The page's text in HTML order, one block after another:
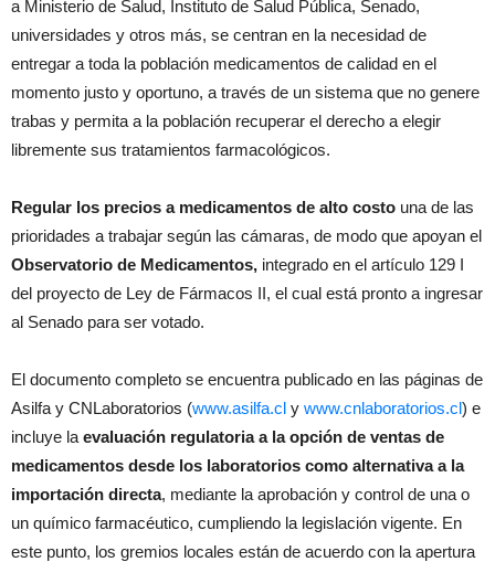
a Ministerio de Salud, Instituto de Salud Pública, Senado,
universidades y otros más, se centran en la necesidad de
entregar a toda la población medicamentos de calidad en el
momento justo y oportuno, a través de un sistema que no genere
trabas y permita a la población recuperar el derecho a elegir
libremente sus tratamientos farmacológicos.
Regular los precios a medicamentos de alto costo una de las
prioridades a trabajar según las cámaras, de modo que apoyan el
Observatorio de Medicamentos, integrado en el artículo 129 I
del proyecto de Ley de Fármacos II, el cual está pronto a ingresar
al Senado para ser votado.
El documento completo se encuentra publicado en las páginas de
Asilfa y CNLaboratorios (www.asilfa.cl y www.cnlaboratorios.cl) e
incluye la evaluación regulatoria a la opción de ventas de
medicamentos desde los laboratorios como alternativa a la
importación directa, mediante la aprobación y control de una o
un químico farmacéutico, cumpliendo la legislación vigente. En
este punto, los gremios locales están de acuerdo con la apertura